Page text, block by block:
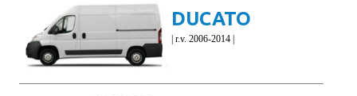
DUCATO
| r.v. 2006-2014 |